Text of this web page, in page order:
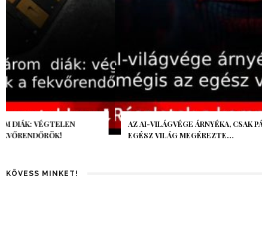
AZ AI-VILÁGVÉGE ÁRNYÉKA, CSAK PÁR ÓRA VOLT, MÉGIS AZ
EGÉSZ VILÁG MEGÉREZTE…
KÖVESS MINKET!